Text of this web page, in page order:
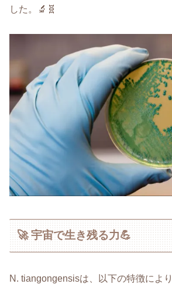
した。🔬🧬
🚀 宇宙で生き残る力💪
N. tiangongensisは、以下の特徴によ